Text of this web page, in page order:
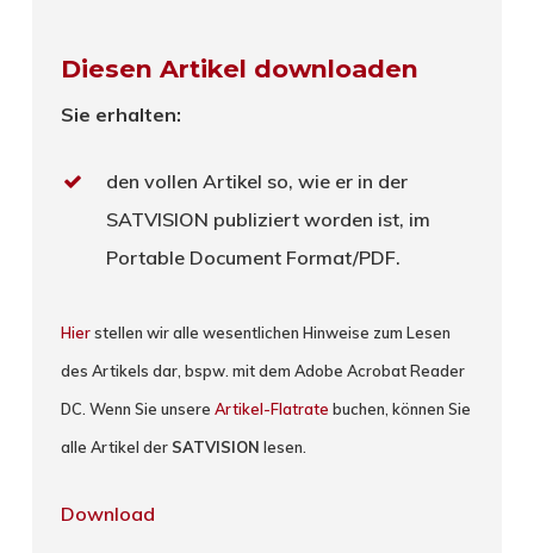
Diesen Artikel downloaden
Sie erhalten:
den vollen Artikel so, wie er in der
SATVISION publiziert worden ist, im
Portable Document Format/PDF.
Hierstellen wir alle wesentlichen Hinweise zum Lesen
des Artikels dar, bspw. mit dem Adobe Acrobat Reader
DC. Wenn Sie unsereArtikel-Flatrate buchen, können Sie
alle Artikel der SATVISION lesen.
Download